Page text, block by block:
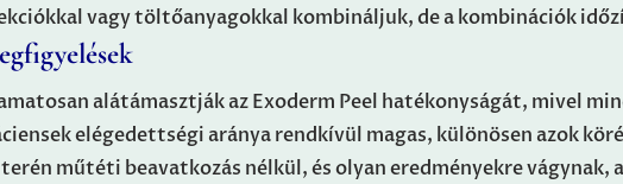
vagy töltőanyagokkal kombináljuk, de a kombinációk
alátámasztják az Exoderm Peel hatékonyságát, mivel
elégedettségi aránya rendkívül magas, különösen azok
műtéti beavatkozás nélkül, és olyan eredményekre vágynak,